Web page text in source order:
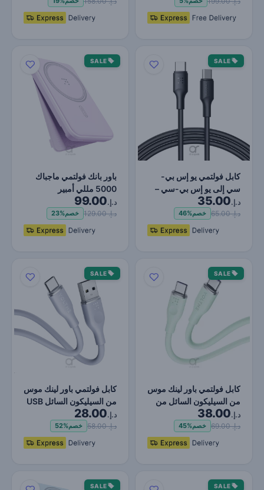
SALE
كابل فولتمي يو إس بي-
سي إلى يو إس بي-سي –
طول…
د.إ.35.00
د.إ. 65.00 خصم46%
SALE
باور بانك فولتمي ماجباك
5000 مللي أمبير
(ماجسيف) بنفسجي
د.إ.99.00
د.إ. 129.00 خصم23%
SALE
كابل فولتمي باور لينك موس
من السيليكون السائل من
النوع C إلى الن…
د.إ.38.00
د.إ. 69.00 خصم45%
SALE
كابل فولتمي باور لينك موس
من السيليكون السائل USB
A إلى النوع C…
د.إ.28.00
د.إ. 58.00 خصم52%
SALE
SALE